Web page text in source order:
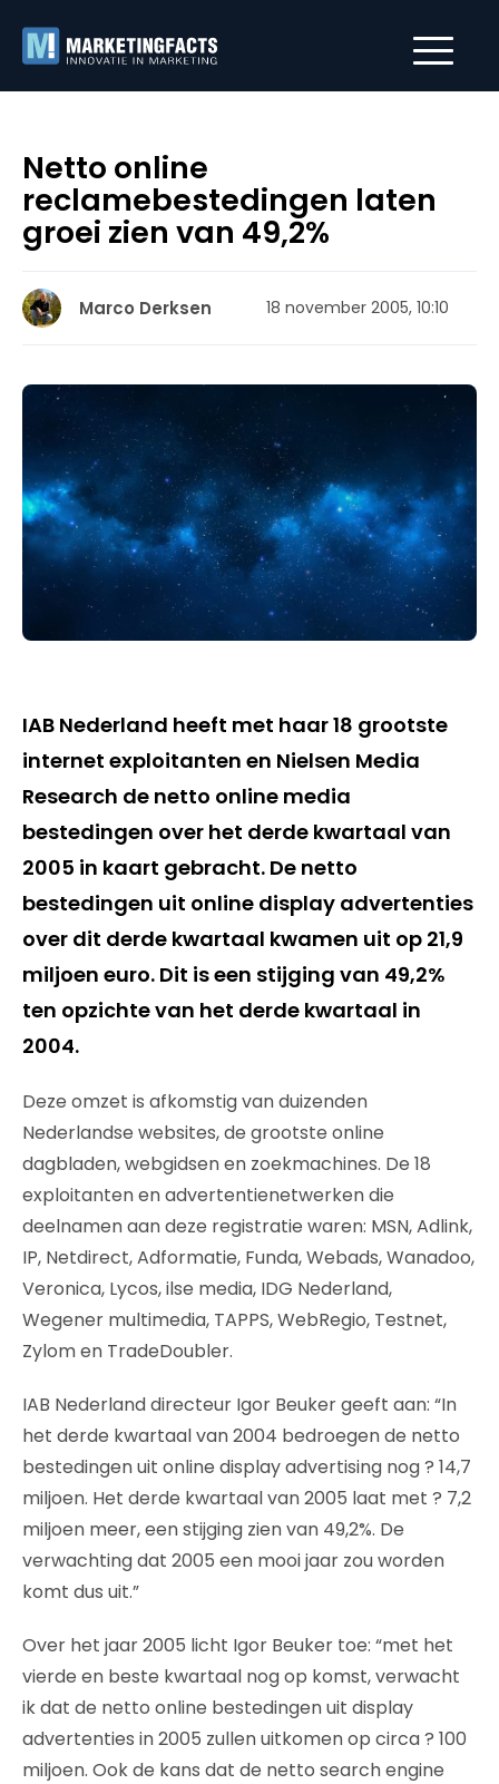
Netto online
reclamebestedingen laten
groei zien van 49,2%
Marco Derksen 18 november 2005, 10:10
IAB Nederland heeft met haar 18 grootste
internet exploitanten en Nielsen Media
Research de netto online media
bestedingen over het derde kwartaal van
2005 in kaart gebracht. De netto
bestedingen uit online display advertenties
over dit derde kwartaal kwamen uit op 21,9
miljoen euro. Dit is een stijging van 49,2%
ten opzichte van het derde kwartaal in
2004.
Deze omzet is afkomstig van duizenden
Nederlandse websites, de grootste online
dagbladen, webgidsen en zoekmachines. De 18
exploitanten en advertentienetwerken die
deelnamen aan deze registratie waren: MSN, Adlink,
IP, Netdirect, Adformatie, Funda, Webads, Wanadoo,
Veronica, Lycos, ilse media, IDG Nederland,
Wegener multimedia, TAPPS, WebRegio, Testnet,
Zylom en TradeDoubler.
IAB Nederland directeur Igor Beuker geeft aan: “In
het derde kwartaal van 2004 bedroegen de netto
bestedingen uit online display advertising nog ? 14,7
miljoen. Het derde kwartaal van 2005 laat met ? 7,2
miljoen meer, een stijging zien van 49,2%. De
verwachting dat 2005 een mooi jaar zou worden
komt dus uit.”
Over het jaar 2005 licht Igor Beuker toe: “met het
vierde en beste kwartaal nog op komst, verwacht
ik dat de netto online bestedingen uit display
advertenties in 2005 zullen uitkomen op circa ? 100
miljoen. Ook de kans dat de netto search engine